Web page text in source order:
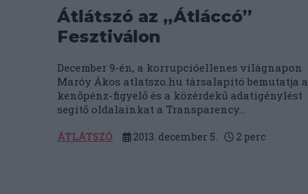
Átlátszó az „Átláccó”
Fesztiválon
December 9-én, a korrupcióellenes világnapon
Maróy Ákos atlatszo.hu társalapító bemutatja a
kenőpénz-figyelő és a közérdekű adatigénylést
segítő oldalainkat a Transparency...
ÁTLÁTSZÓ 2013. december 5. 2 perc